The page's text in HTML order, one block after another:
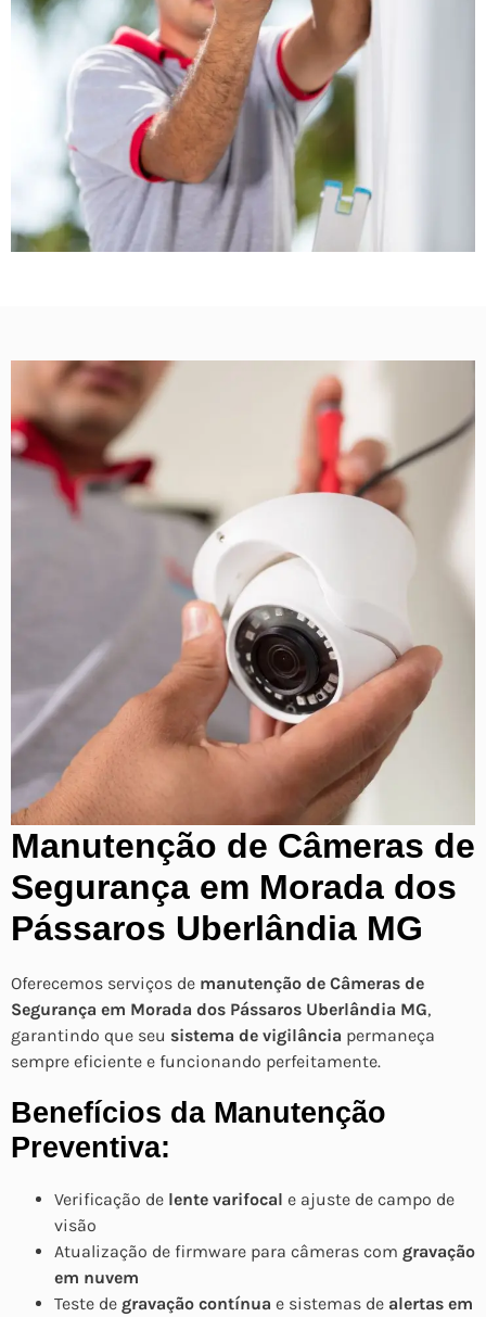
Manutenção de Câmeras de
Segurança em Morada dos
Pássaros Uberlândia MG
Oferecemos serviços de manutenção de Câmeras de
Segurança em Morada dos Pássaros Uberlândia MG,
garantindo que seu sistema de vigilância permaneça
sempre eficiente e funcionando perfeitamente.
Benefícios da Manutenção
Preventiva:
Verificação de lente varifocal e ajuste de campo de
visão
Atualização de firmware para câmeras com gravação
em nuvem
Teste de gravação contínua e sistemas de alertas em